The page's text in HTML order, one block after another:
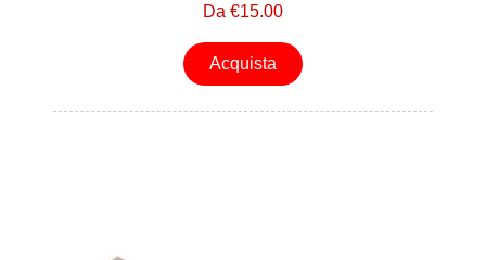
Da €15.00
Acquista